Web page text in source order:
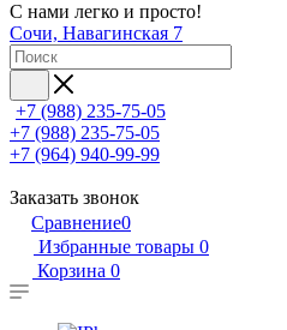
С нами легко и просто!
Сочи, Навагинская 7
+7 (988) 235-75-05
+7 (988) 235-75-05
+7 (964) 940-99-99
Заказать звонок
Сравнение0
Избранные товары 0
Корзина 0